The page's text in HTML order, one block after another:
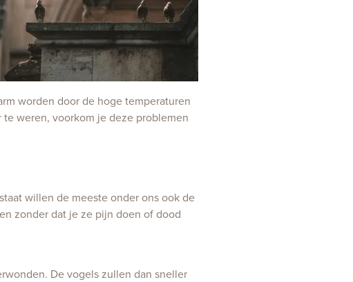
worden door de hoge temperaturen
weren, voorkom je deze problemen
willen de meeste onder ons ook de
zonder dat je ze pijn doen of dood
De vogels zullen dan sneller